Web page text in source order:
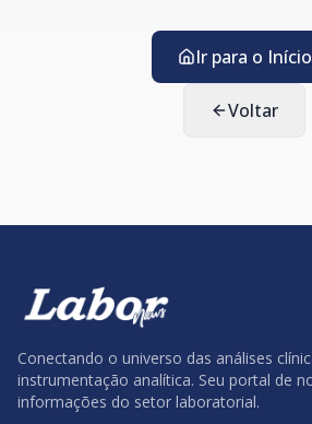
Ir para o Início
Voltar
Conectando o universo das análises
instrumentação analítica. Seu portal de
informações do setor laboratorial.